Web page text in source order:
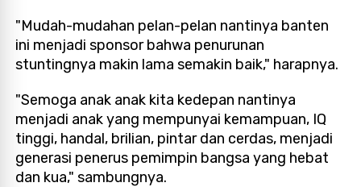
"Mudah-mudahan pelan-pelan nantinya banten
ini menjadi sponsor bahwa penurunan
stuntingnya makin lama semakin baik," harapnya.
"Semoga anak anak kita kedepan nantinya
menjadi anak yang mempunyai kemampuan, IQ
tinggi, handal, brilian, pintar dan cerdas, menjadi
generasi penerus pemimpin bangsa yang hebat
dan kua," sambungnya.